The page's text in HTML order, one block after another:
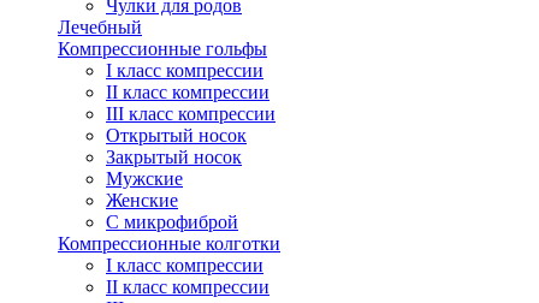
Чулки для родов
Лечебный
Компрессионные гольфы
I класс компрессии
II класс компрессии
III класс компрессии
Открытый носок
Закрытый носок
Мужские
Женские
С микрофиброй
Компрессионные колготки
I класс компрессии
II класс компрессии